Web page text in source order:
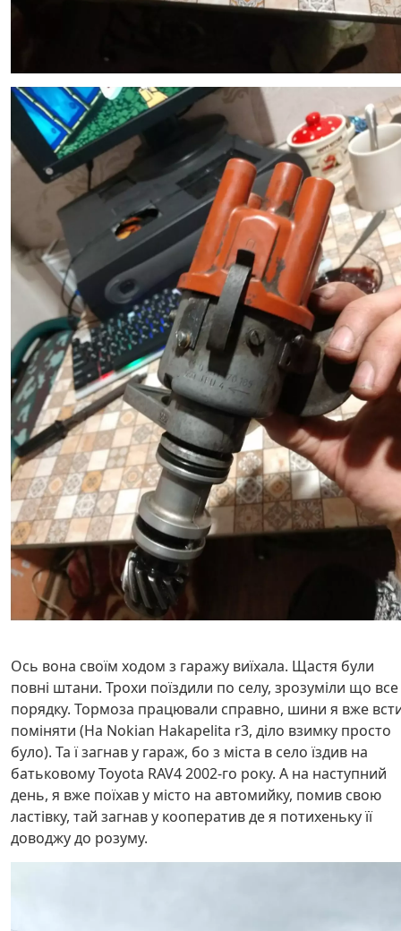
Ось вона своїм ходом з гаражу виїхала. Щастя були
повні штани. Трохи поїздили по селу, зрозуміли що все
порядку. Тормоза працювали справно, шини я вже
поміняти (На Nokian Hakapelita r3, діло взимку просто
було). Та ї загнав у гараж, бо з міста в село їздив на
батьковому Toyota RAV4 2002-го року. А на наступний
день, я вже поїхав у місто на автомийку, помив свою
ластівку, тай загнав у кооператив де я потихеньку її
доводжу до розуму.